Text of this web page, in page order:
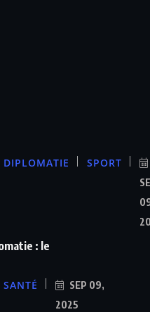
DIPLOMATIE SPORT
: le
SANTÉ
SEP 09,
2025